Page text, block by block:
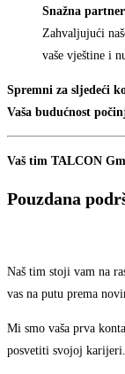
Snažna
Zahvaljujući
vaše vještine i
Spremni za sljedeći
Vaša budućnost
Vaš tim TALCON
Pouzdana
Naš tim stoji vam na
vas na putu prema
Mi smo vaša prva
posvetiti svojoj karijeri.